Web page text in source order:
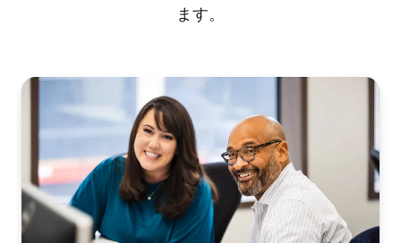
ます。